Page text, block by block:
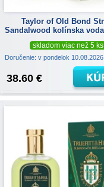
Taylor of Old Bond
Sandalwood kolínska
skladom viac než 5 ks
Doručenie: v pondelok
38.60 €